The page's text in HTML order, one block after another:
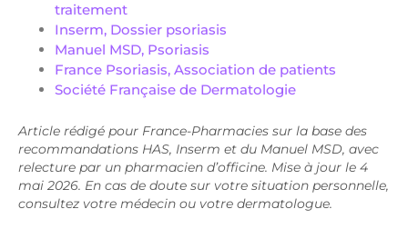
traitement
Inserm, Dossier psoriasis
Manuel MSD, Psoriasis
France Psoriasis, Association de patients
Société Française de Dermatologie
Article rédigé pour France-Pharmacies sur la base des
recommandations HAS, Inserm et du Manuel MSD, avec
relecture par un pharmacien d’officine. Mise à jour le 4
mai 2026. En cas de doute sur votre situation personnelle,
consultez votre médecin ou votre dermatologue.